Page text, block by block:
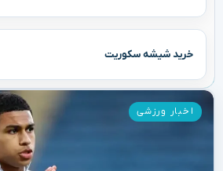
خرید شیشه سکوریت
اخبار ورزشی